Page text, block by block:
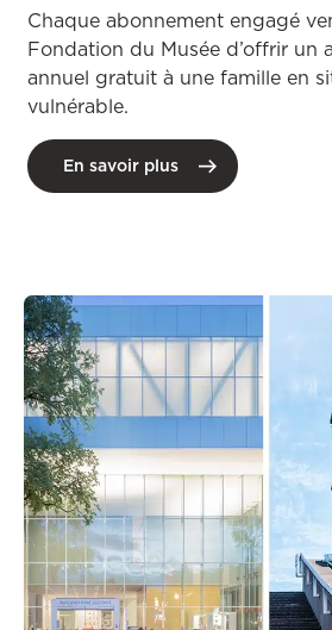
Chaque abonnement engagé
Fondation du Musée d’offrir un
annuel gratuit à une famille en
vulnérable.
En savoir plus